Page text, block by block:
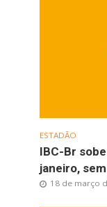
ESTADÃO
IBC-Br
janeiro,
18 de março